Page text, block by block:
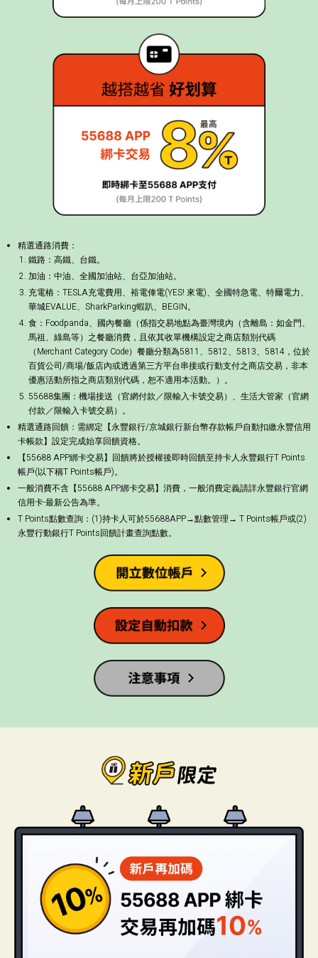
精選通路消費：
鐵路：高鐵、台鐵。
加油：中油、全國加油站、台亞加油站。
充電樁：TESLA充電費用、裕電俥電(YES! 來電)、全國特急電、特爾電力、
華城EVALUE、SharkParking蝦趴、BEGIN。
食：Foodpanda、國內餐廳（係指交易地點為臺灣境內（含離島：如金門、
馬祖、綠島等）之餐廳消費，且依其收單機構設定之商店類別代碼
（Merchant Category Code）餐廳分類為5811、5812、5813、5814，位於
百貨公司/商場/飯店內或透過第三方平台串接或行動支付之商店交易，非本
優惠活動所指之商店類別代碼，恕不適用本活動。）。
55688集團：機場接送（官網付款／限輸入卡號交易）、生活大管家（官網
付款／限輸入卡號交易）。
精選通路回饋：需綁定【永豐銀行/京城銀行新台幣存款帳戶自動扣繳永豐信用
卡帳款】設定完成始享回饋資格。
【55688 APP綁卡交易】回饋將於授權後即時回饋至持卡人永豐銀行T Points
帳戶(以下稱T Points帳戶)。
一般消費不含【55688 APP綁卡交易】消費，一般消費定義請詳永豐銀行官網
信用卡-最新公告為準。
T Points點數查詢：(1)持卡人可於55688APP→點數管理→ T Points帳戶或(2)
永豐行動銀行T Points回饋計畫查詢點數。